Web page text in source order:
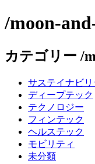
/moon-
カテゴリー /
サステイナビリ
ディープテック
テクノロジー
フィンテック
ヘルステック
モビリティ
未分類